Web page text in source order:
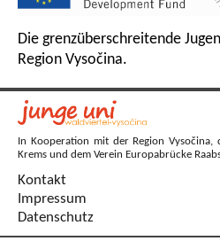
Die grenzüberschreitende
Region Vysočina.
In Kooperation mit der Region
Krems und dem Verein Europabrücke
Kontakt
Impressum
Datenschutz